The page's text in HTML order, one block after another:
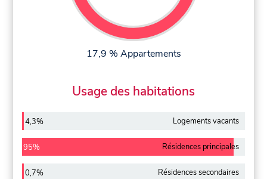
17,9 % Appartements
Usage des habitations
4,3% Logements vacants
95% Résidences principales
0,7% Résidences secondaires